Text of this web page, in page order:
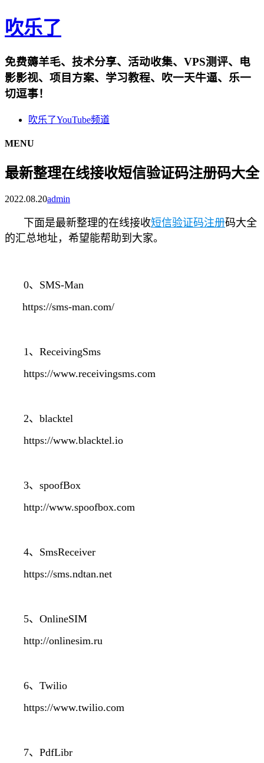
吹乐了
免费薅羊毛、技术分享、活动收集、VPS测评、电
影影视、项目方案、学习教程、吹一天牛逼、乐一
切逗事！
吹乐了YouTube频道
MENU
最新整理在线接收短信验证码注册码大全
2022.08.20admin
下面是最新整理的在线接收短信验证码注册码大全
的汇总地址，希望能帮助到大家。
0、 SMS-Man
https://sms-man.com/
1、ReceivingSms
https://www.receivingsms.com
2、blacktel
https://www.blacktel.io
3、spoofBox
http://www.spoofbox.com
4、SmsReceiver
https://sms.ndtan.net
5、OnlineSIM
http://onlinesim.ru
6、Twilio
https://www.twilio.com
7、PdfLibr